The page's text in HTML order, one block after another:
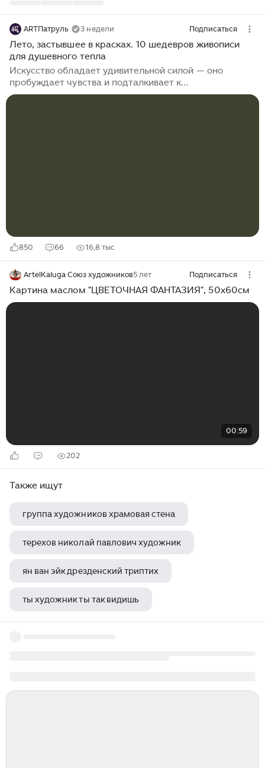
ARTПатруль 3 недели Подписаться
Лето, застывшее в красках. 10 шедевров живописи
для душевного тепла
Искусство обладает удивительной силой — оно
пробуждает чувства и подталкивает к
размышлениям, о существовании которых мы прежде
850 66 16,8 тыс
ArtelKaluga Союз художников5 лет Подписаться
Картина маслом "ЦВЕТОЧНАЯ ФАНТАЗИЯ", 50x60см
00:59
202
Также ищут
группа художников храмовая стена
терехов николай павлович художник
ян ван эйк дрезденский триптих
ты художник ты так видишь